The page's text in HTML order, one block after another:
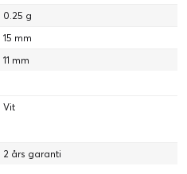
0.25 g
15 mm
11 mm
Vit
2 års garanti